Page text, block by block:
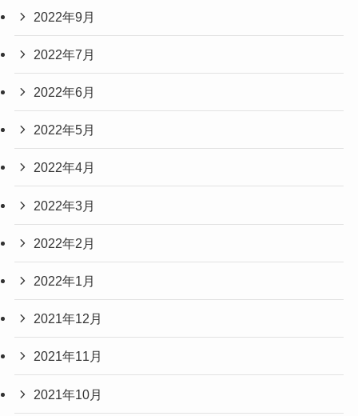
2022年9月
2022年7月
2022年6月
2022年5月
2022年4月
2022年3月
2022年2月
2022年1月
2021年12月
2021年11月
2021年10月